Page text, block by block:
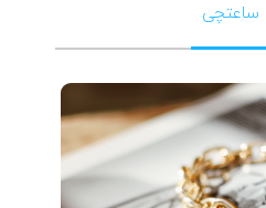
ساعتچی